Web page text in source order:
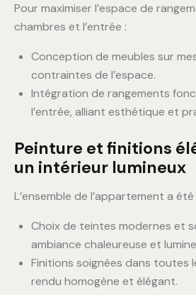
Pour maximiser l’espace de
chambres et l’entrée :
Conception de meubles sur
contraintes de l’espace.
Intégration de rangements
l’entrée, alliant esthétique et
Peinture et finitions
un intérieur lumineux
L’ensemble de l’appartement a
Choix de teintes modernes et
ambiance chaleureuse et
Finitions soignées dans toutes
rendu homogène et élégant.